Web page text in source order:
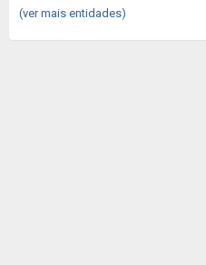
(ver mais entidades)